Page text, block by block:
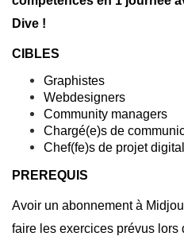
Dive !
CIBLES
Graphistes
Webdesigners
Community managers
Chargé(e)s de
Chef(fe)s de projet digital
PREREQUIS
Avoir un abonnement à
faire les exercices prévus lors